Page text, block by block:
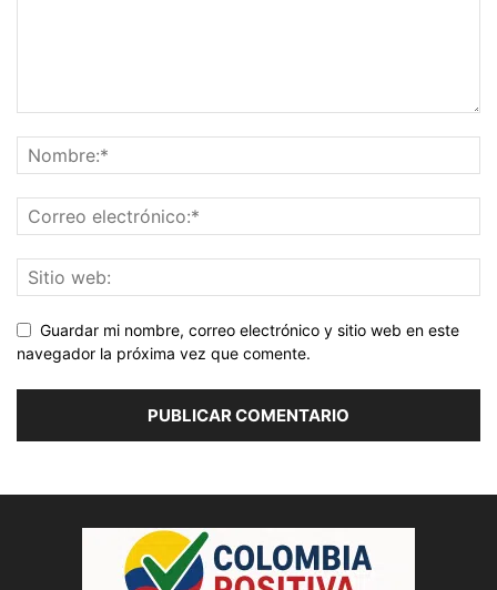
Guardar mi nombre, correo electrónico y sitio web en este
navegador la próxima vez que comente.